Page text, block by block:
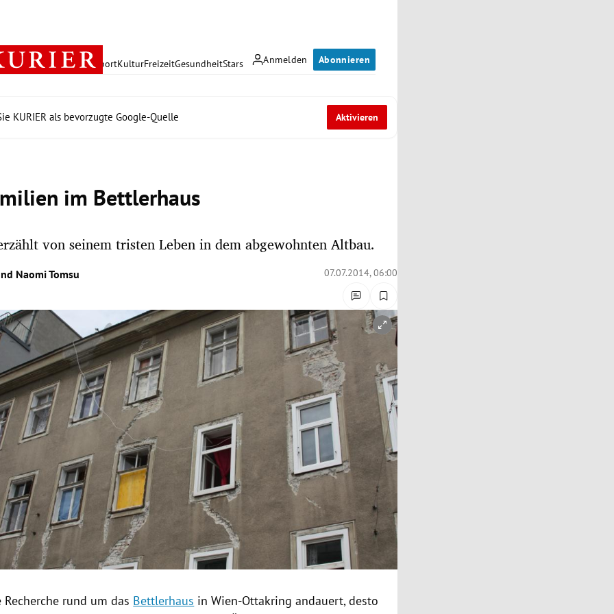
Anmelden Abonnieren
PolitikWirtschaft SportKulturFreizeitGesundheitStars
KURIER als bevorzugte Google-Quelle Aktivieren
im Bettlerhaus
von seinem tristen Leben in dem abgewohnten Altbau.
Naomi Tomsu 07.07.2014, 06:00
öffnen/schließen
Recherche rund um das Bettlerhaus in Wien-Ottakring andauert, desto